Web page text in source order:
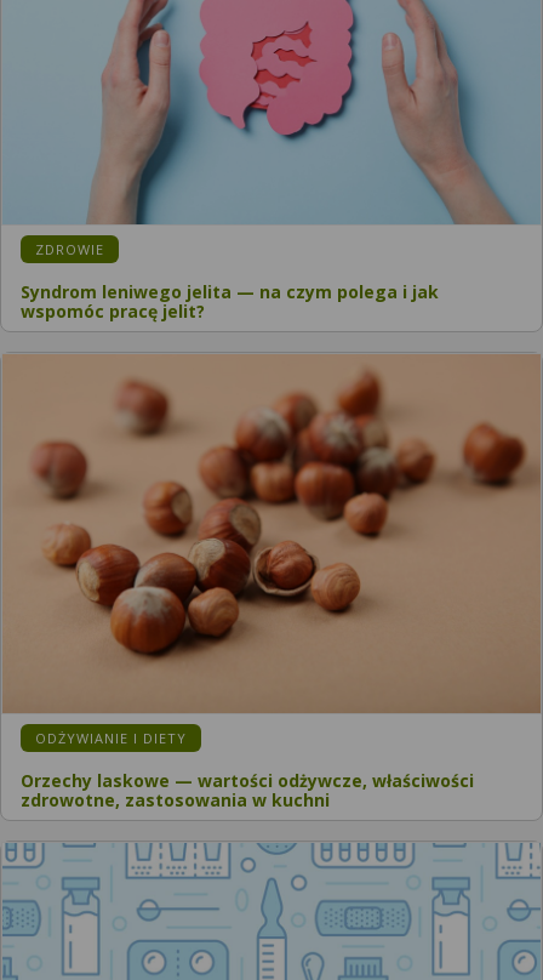
ZDROWIE
Syndrom leniwego jelita — na czym polega i jak
wspomóc pracę jelit?
ODŻYWIANIE I DIETY
Orzechy laskowe — wartości odżywcze, właściwości
zdrowotne, zastosowania w kuchni